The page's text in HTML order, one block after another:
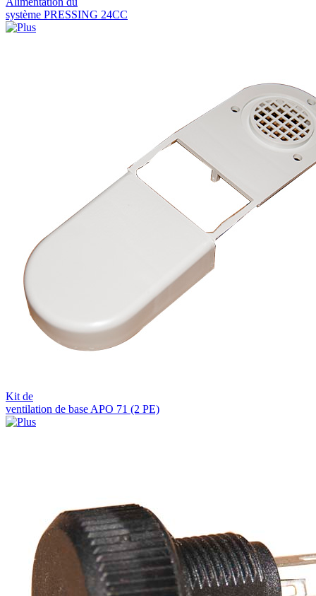
système PRESSING 24CC
Kit de
ventilation de base APO 71 (2 PE)